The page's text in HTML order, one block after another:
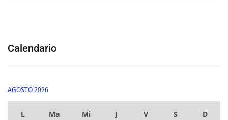
Calendario
AGOSTO 2026
L Ma Mi J V S D